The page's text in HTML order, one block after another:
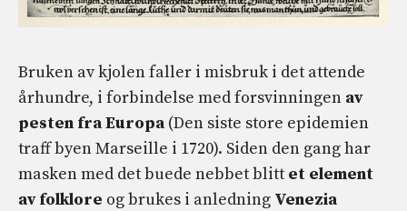
Bruken av kjolen faller i misbruk i det attende
århundre, i forbindelse med forsvinningen av
pesten fra Europa (Den siste store epidemien
traff byen Marseille i 1720). Siden den gang har
masken med det buede nebbet blitt et element
av folklore og brukes i anledning Venezia